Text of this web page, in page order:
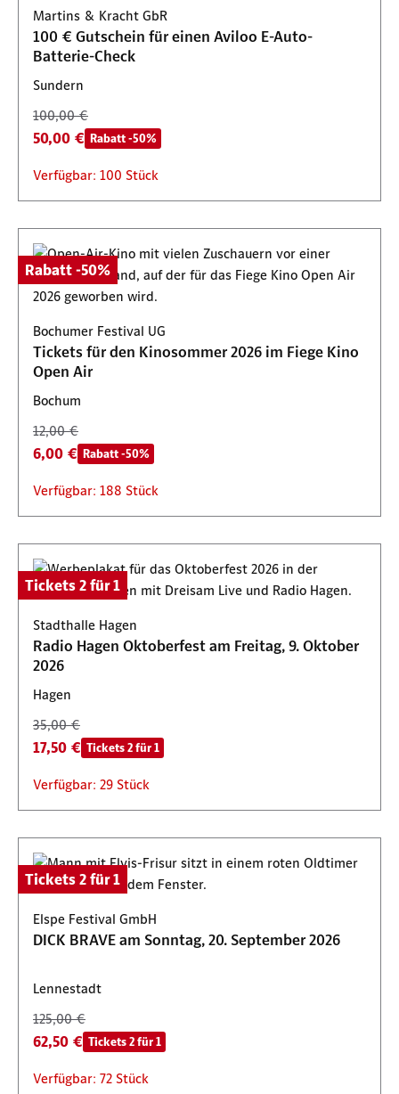
Martins & Kracht GbR
100 € Gutschein für einen Aviloo E-Auto-
Batterie-Check
Sundern
100,00 €
50,00 € Rabatt -50%
Verfügbar: 100 Stück
Rabatt -50%
Bochumer Festival UG
Tickets für den Kinosommer 2026 im Fiege Kino
Open Air
Bochum
12,00 €
6,00 € Rabatt -50%
Verfügbar: 188 Stück
Tickets 2 für 1
Stadthalle Hagen
Radio Hagen Oktoberfest am Freitag, 9. Oktober
2026
Hagen
35,00 €
17,50 € Tickets 2 für 1
Verfügbar: 29 Stück
Tickets 2 für 1
Elspe Festival GmbH
DICK BRAVE am Sonntag, 20. September 2026
Lennestadt
125,00 €
62,50 € Tickets 2 für 1
Verfügbar: 72 Stück